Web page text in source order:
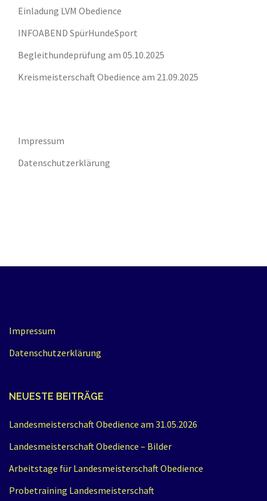
Einladung LVM Obedience
INFOABEND SpürHundeSport
Begleithundeprüfung am 05.10.2025
Kreismeisterschaft Obedience am 21.09.2025
Impressum
Datenschutzerklärung
Impressum
Datenschutzerklärung
NEUESTE BEITRÄGE
Landesmeisterschaft Obedience am 31.05.2026
Landesmeisterschaft Obedience – Bilder
Arbeitstage für Landesmeisterschaft Obedience
Probetraining Landesmeisterschaft